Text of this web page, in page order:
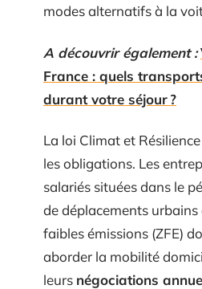
modes alternatifs à la
A découvrir également :
France : quels
durant votre séjour ?
La loi Climat et
les obligations. Les
salariés situées dans le
de déplacements urbains
faibles émissions (ZFE)
aborder la mobilité
leurs négociations